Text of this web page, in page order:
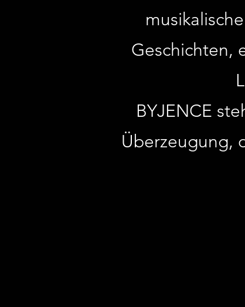
Geschichten,
BYJENCE
Überzeugung,